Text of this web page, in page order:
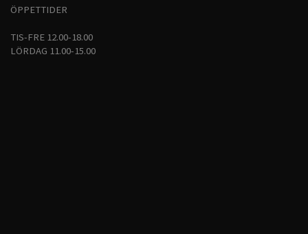
ÖPPETTIDER
TIS-FRE 12.00-18.00
LÖRDAG 11.00-15.00